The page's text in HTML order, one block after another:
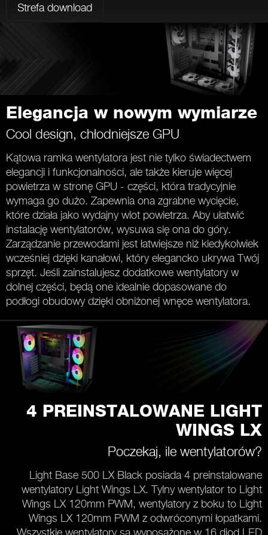
Strefa download
Elegancja w nowym wymiarze
Cool design, chłodniejsze GPU
Kątowa ramka wentylatora jest nie tylko świadectwem
elegancji i funkcjonalności, ale także kieruje więcej
powietrza w stronę GPU - części, która tradycyjnie
wymaga go dużo. Zapewnia ona zgrabne wycięcie,
które działa jako wydajny wlot powietrza. Aby ułatwić
instalację wentylatorów, wysuwa się ona do góry.
Zarządzanie przewodami jest łatwiejsze niż kiedykolwiek
wcześniej dzięki kanałowi, który elegancko ukrywa Twój
sprzęt. Jeśli zainstalujesz dodatkowe wentylatory w
dolnej części, będą one idealnie dopasowane do
podłogi obudowy dzięki obniżonej wnęce wentylatora.
4 PREINSTALOWANE LIGHT
WINGS LX
Poczekaj, ile wentylatorów?
Light Base 500 LX Black posiada 4 preinstalowane
wentylatory Light Wings LX. Tylny wentylator to Light
Wings LX 120mm PWM, wentylatory z boku to Light
Wings LX 120mm PWM z odwróconymi łopatkami.
Wszystkie wentylatory są wyposażone w 16 diod LED